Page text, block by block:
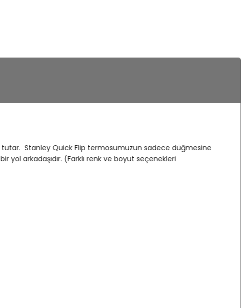
tutar. Stanley Quick Flip termosumuzun sadece düğmesine
arkadaşıdır. (Farklı renk ve boyut seçenekleri